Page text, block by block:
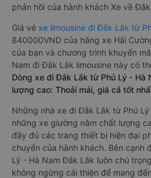
phản hồi của hành khách Xe về
Giá vé xe limousine đi Đắk Lắk từ
840000VND của hãng xe Hải
của bạn và chương trình khuyến
Nam đi Đắk Lắk limousine này có
Dòng xe đi Đắk Lắk từ Phủ Lý - Hà
lượng cao: Thoải mái, giá cả tốt
Những nhà xe đi Đắk Lắk từ Phủ
những xe giường nằm chất lượng
đầy đủ các trang thiết bị hiện đại
chuyển của hành khách. Bên cạnh
Lý - Hà Nam Đắk Lắk luôn chú
không ngừng cải thiện để mang